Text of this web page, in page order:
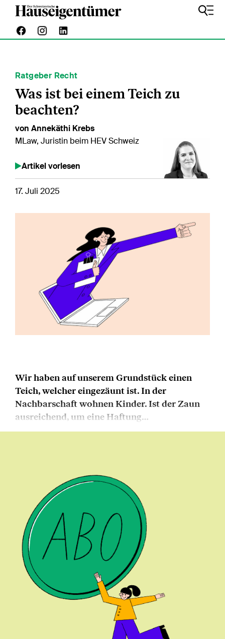
Ratgeber Recht
Was ist bei einem Teich zu
beachten?
von Annekäthi Krebs
MLaw, Juristin beim HEV Schweiz
Artikel vorlesen
17. Juli 2025
Wir haben auf unserem Grundstück einen
Teich, welcher eingezäunt ist. In der
Nachbarschaft wohnen Kinder. Ist der Zaun
ausreichend, um eine Haftung…